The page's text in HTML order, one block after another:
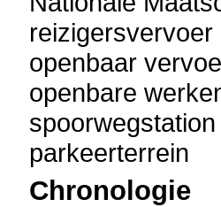
reizigersvervoer
openbaar
openbare
spoorwegstation
parkeerterrein
Chronologie